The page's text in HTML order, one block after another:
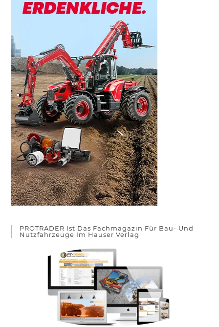
PROTRADER Ist Das Fachmagazin Für Bau- Und
Nutzfahrzeuge Im Hauser Verlag